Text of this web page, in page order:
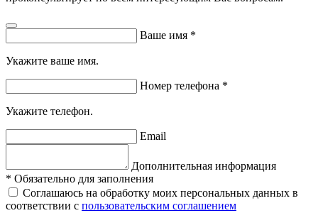
Ваше имя *
Укажите ваше имя.
Номер телефона *
Укажите телефон.
Email
Дополнительная информация
* Обязательно для заполнения
Соглашаюсь на обработку моих персональных данных в
соответствии с пользовательским соглашением